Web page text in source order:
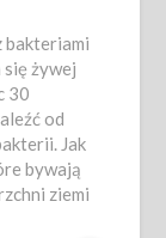
bakteriami
się żywej
30
od
Jak
bywają
ziemi